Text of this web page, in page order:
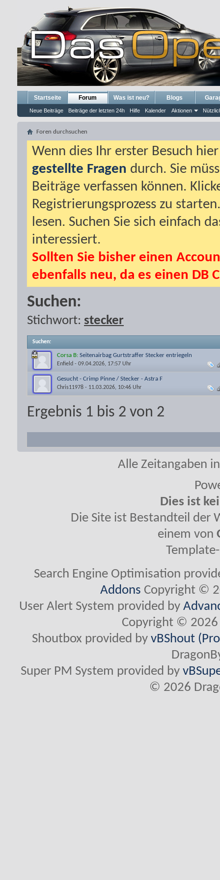
Startseite Forum
Neue Beiträge Beiträge der letzten 24h Hilfe Kalender Aktionen
Was ist neu? Blogs
Foren durchsuchen
Wenn dies Ihr erster Besuch
gestellte Fragen durch. Sie
Beiträge verfassen können.
Registrierungsprozess zu
lesen. Suchen Sie sich einfach
interessiert.
Sollten Sie bisher einen
ebenfalls neu, da es einen DB
Suchen:
Stichwort: stecker
Suchen:
Corsa B: Seitenairbag Gurtstraffer Stecker entriegeln
Enfield - 09.04.2026, 17:57 Uhr
Gesucht - Crimp Pinne / Stecker - Astra F
Chris11978 - 11.03.2026, 10:46 Uhr
Ergebnis 1 bis 2 von 2
Alle Zeitangaben
Dies ist
Die Site ist Bestandteil der
einem von
Search Engine Optimisation
Addons Copyright ©
User Alert System provided by
Copyright © 2026
Shoutbox provided byvBShout
Super PM System provided by
© 2026